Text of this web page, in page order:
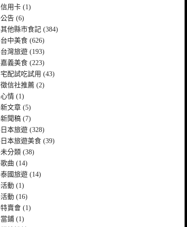
信用卡 (1)
公告 (6)
其他縣市食記 (384)
台中美食 (626)
台灣旅遊 (193)
嘉義美食 (223)
宅配試吃試用 (43)
徵信社推薦 (2)
心情 (1)
新文章 (5)
新聞稿 (7)
日本旅遊 (328)
日本旅遊美食 (39)
未分類 (38)
歌曲 (14)
泰國旅遊 (14)
活動 (1)
活動 (16)
特賣會 (1)
當鋪 (1)